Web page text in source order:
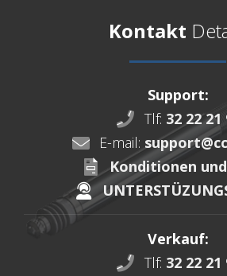
Kontakt
Support:
Tlf: 32 22 21
E-mail:
Konditionen
Verkauf:
Tlf: 32 22 21